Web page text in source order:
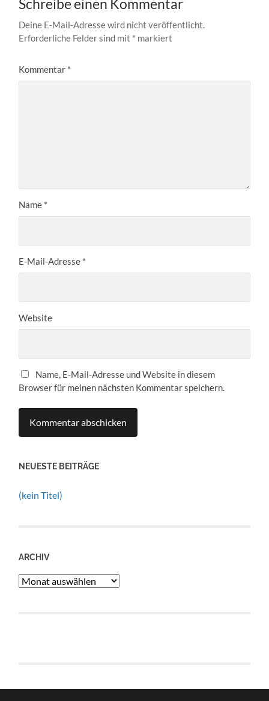
Schreibe einen Kommentar
Deine E-Mail-Adresse wird nicht veröffentlicht.
Erforderliche Felder sind mit * markiert
Kommentar *
Name *
E-Mail-Adresse *
Website
Name, E-Mail-Adresse und Website in diesem
Browser für meinen nächsten Kommentar speichern.
NEUESTE BEITRÄGE
(kein Titel)
ARCHIV
Archiv